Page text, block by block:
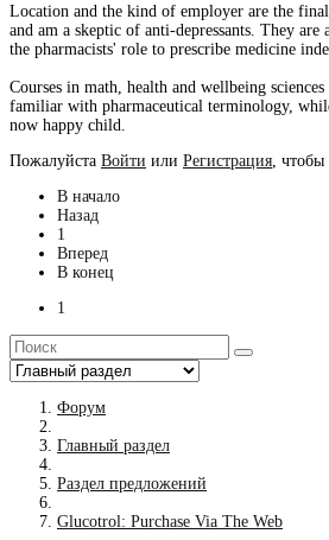
Location and the kind of employer are the
and am a skeptic of anti-depressants. They
the pharmacists' role to prescribe medicine
Courses in math, health and wellbeing
familiar with pharmaceutical terminology,
now happy child.
Пожалуйста Войти или Регистрация ,
В начало
Назад
1
Вперед
В конец
1
Форум
Главный раздел
Раздел предложений
Glucotrol: Purchase Via The Web